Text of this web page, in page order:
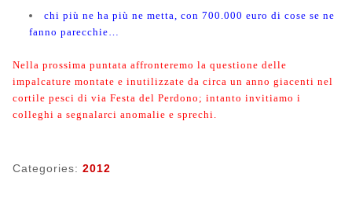
chi più ne ha più ne metta, con 700.000 euro di cose se ne
fanno parecchie…
Nella prossima puntata affronteremo la questione delle
impalcature montate e inutilizzate da circa un anno giacenti nel
cortile pesci di via Festa del Perdono; intanto invitiamo i
colleghi a segnalarci anomalie e sprechi.
Categories: 2012